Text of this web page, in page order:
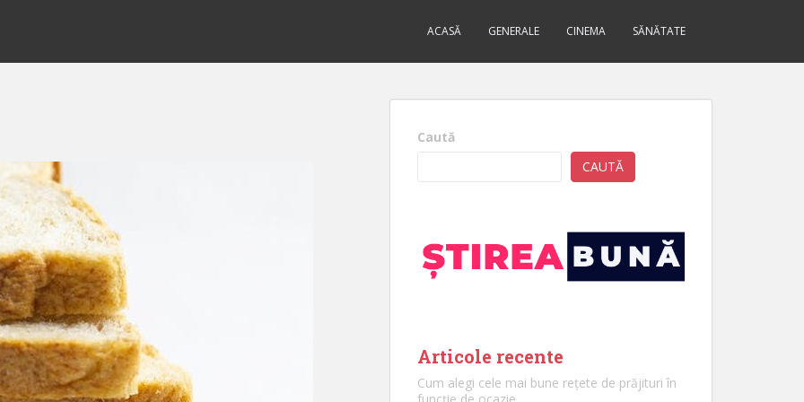
ACASĂ GENERALE CINEMA SĂNĂTATE
Caută
CAUTĂ
Articole recente
Cum alegi cele mai bune rețete de prăjituri în